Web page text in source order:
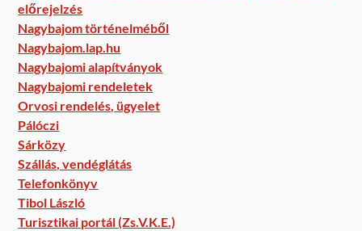
előrejelzés
Nagybajom történelméből
Nagybajom.lap.hu
Nagybajomi alapítványok
Nagybajomi rendeletek
Orvosi rendelés, ügyelet
Pálóczi
Sárközy
Szállás, vendéglátás
Telefonkönyv
Tibol László
Turisztikai portál (Zs.V.K.E.)